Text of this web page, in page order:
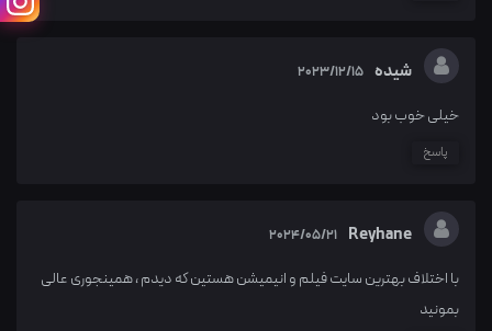
شیده 2023/12/15
خیلی خوب بود
پاسخ
Reyhane
2024/05/21
با اختلاف بهترین سایت فیلم و انیمیشن هستین که دیدم ، همینجوری عالی
بمونید